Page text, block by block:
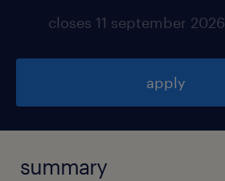
closes 11 september 2026
apply
summary